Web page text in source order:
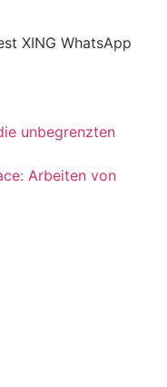
XING WhatsApp
unbegrenzten
Arbeiten von